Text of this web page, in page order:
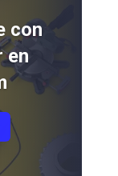
con
en